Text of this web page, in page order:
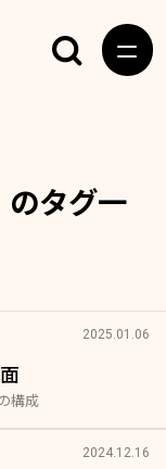
のタグ一
2025.01.06
構成
2024.12.16